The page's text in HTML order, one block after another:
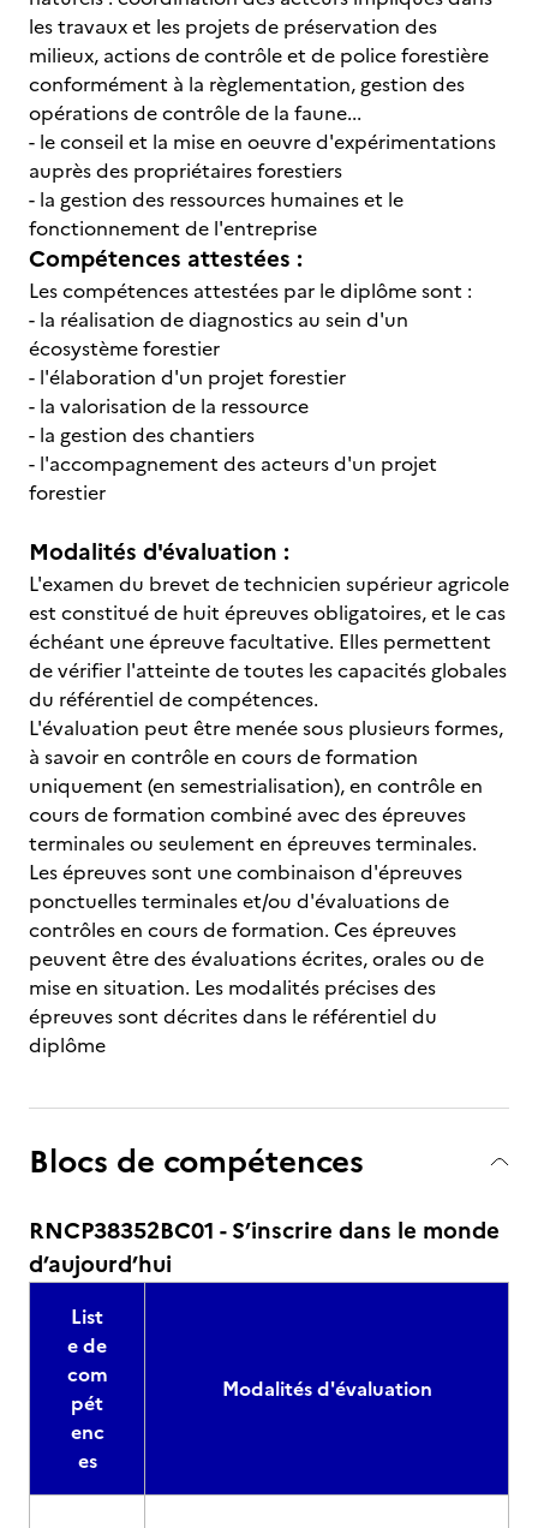
les travaux et les projets de préservation des
milieux, actions de contrôle et de police forestière
conformément à la règlementation, gestion des
opérations de contrôle de la faune...
- le conseil et la mise en oeuvre d'expérimentations
auprès des propriétaires forestiers
- la gestion des ressources humaines et le
fonctionnement de l'entreprise
Compétences attestées :
Les compétences attestées par le diplôme sont :
- la réalisation de diagnostics au sein d'un
écosystème forestier
- l'élaboration d'un projet forestier
- la valorisation de la ressource
- la gestion des chantiers
- l'accompagnement des acteurs d'un projet
forestier
Modalités d'évaluation :
L'examen du brevet de technicien supérieur agricole
est constitué de huit épreuves obligatoires, et le cas
échéant une épreuve facultative. Elles permettent
de vérifier l'atteinte de toutes les capacités globales
du référentiel de compétences.
L'évaluation peut être menée sous plusieurs formes,
à savoir en contrôle en cours de formation
uniquement (en semestrialisation), en contrôle en
cours de formation combiné avec des épreuves
terminales ou seulement en épreuves terminales.
Les épreuves sont une combinaison d'épreuves
ponctuelles terminales et/ou d'évaluations de
contrôles en cours de formation. Ces épreuves
peuvent être des évaluations écrites, orales ou de
mise en situation. Les modalités précises des
épreuves sont décrites dans le référentiel du
diplôme
Blocs de compétences
RNCP38352BC01 - S’inscrire dans le monde
d’aujourd’hui
List
e de
com
pét
enc
es
Modalités d'évaluation